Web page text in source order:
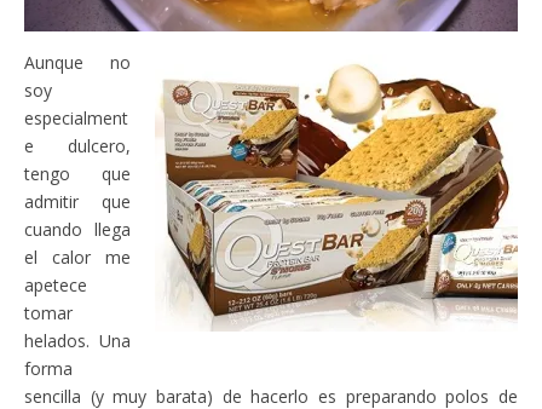
Aunque no
soy
especialment
e dulcero,
tengo que
admitir que
cuando llega
el calor me
apetece
tomar
helados. Una
forma
sencilla (y muy barata) de hacerlo es preparando polos de